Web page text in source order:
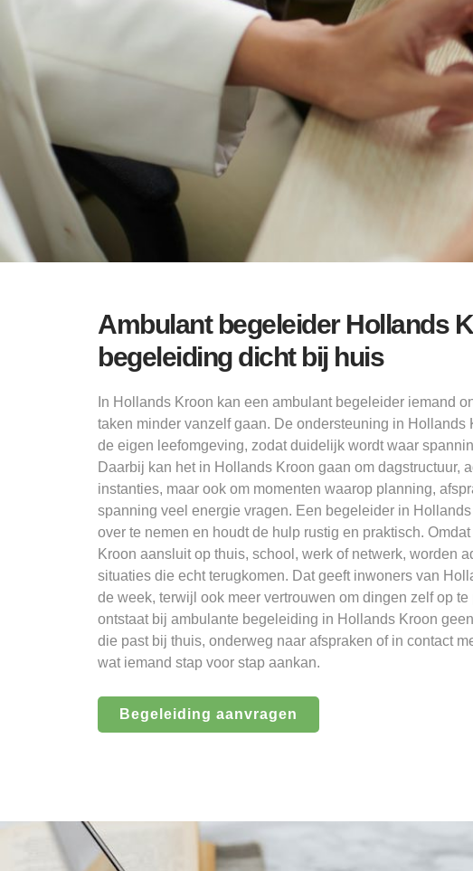
Ambulant begeleider Hollands
begeleiding dicht bij huis
In Hollands Kroon kan een ambulant begeleider iemand
taken minder vanzelf gaan. De ondersteuning in Hollands
de eigen leefomgeving, zodat duidelijk wordt waar
Daarbij kan het in Hollands Kroon gaan om dagstructuur,
instanties, maar ook om momenten waarop planning,
spanning veel energie vragen. Een begeleider in
over te nemen en houdt de hulp rustig en praktisch.
Kroon aansluit op thuis, school, werk of netwerk, worden
situaties die echt terugkomen. Dat geeft inwoners van
de week, terwijl ook meer vertrouwen om dingen zelf op
ontstaat bij ambulante begeleiding in Hollands Kroon
die past bij thuis, onderweg naar afspraken of in contact
wat iemand stap voor stap aankan.
Begeleiding aanvragen